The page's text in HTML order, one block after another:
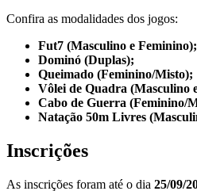
Confira as modalidades dos jogos:
Fut7 (Masculino e Feminino);
Dominó (Duplas);
Queimado (Feminino/Misto);
Vôlei de Quadra (Masculino
Cabo de Guerra (Feminino/
Natação 50m Livres
Inscrições
As inscrições foram até o dia 25/09/